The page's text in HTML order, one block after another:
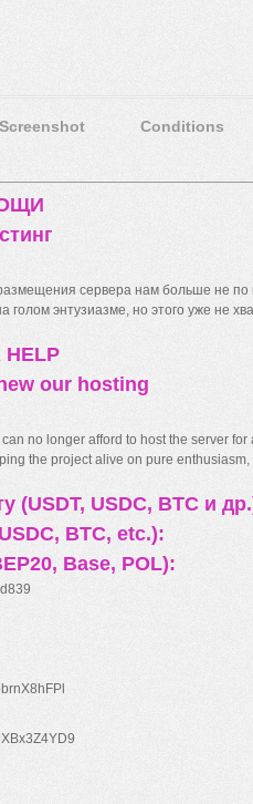
Screenshot Conditions
сервера нам больше не по
энтузиазме, но этого уже не
HELP
our hosting
no longer afford to host the server
the project alive on pure
USDC, BTC и
BTC, etc.):
Base, POL):